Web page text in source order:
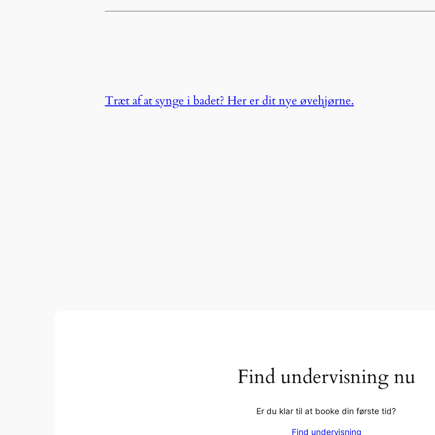
Træt af at synge i badet? Her er dit nye øvehjørne.
Find undervisning nu
Er du klar til at booke din første tid?
Find undervisning